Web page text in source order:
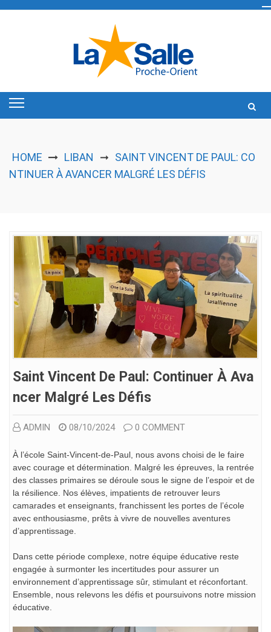
HOME LIBAN ➞ SAINT VINCENT DE PAUL: CO
NTINUER À AVANCER MALGRÉ LES DÉFIS
Saint Vincent De Paul: Continuer À Ava
Ncer Malgré Les Défis
ADMIN 08/10/2024 0 COMMENT
À l’école Saint-Vincent-de-Paul, nous avons choisi de le faire
avec courage et détermination. Malgré les épreuves, la rentrée
des classes primaires se déroule sous le signe de l’espoir et de
la résilience. Nos élèves, impatients de retrouver leurs
camarades et enseignants, franchissent les portes de l’école
avec enthousiasme, prêts à vivre de nouvelles aventures
d’apprentissage.
Dans cette période complexe, notre équipe éducative reste
engagée à surmonter les incertitudes pour assurer un
environnement d’apprentissage sûr, stimulant et réconfortant.
Ensemble, nous relevons les défis et poursuivons notre mission
éducative.